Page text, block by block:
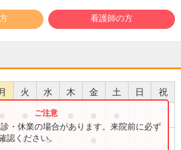
看護師の方
月 火 水 木 金 土 日 祝
●
● ●
・休業の場合があります。来院前に必ず
認ください。